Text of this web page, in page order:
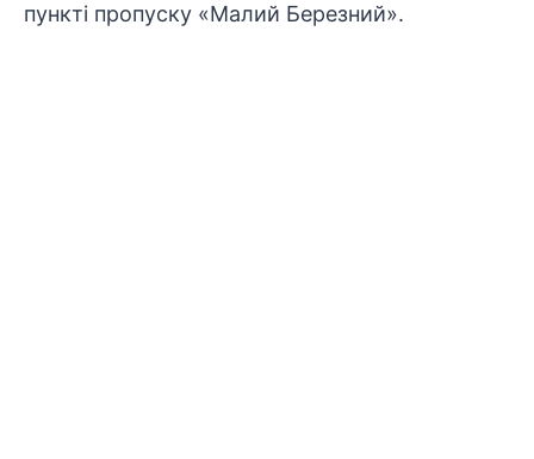
пункті пропуску «Малий Березний».